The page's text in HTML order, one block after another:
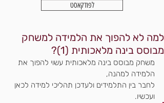
לפודקאסט
למה לא להפוך את הלמידה למשחק
מבוסס בינה מלאכותית (1)?
משחק מבוסס בינה מלאכותית עשוי להפוך את
הלמידה למהנה,
לחבר בין התלמידים ולעדכן תהליכי למידה לכאן
ועכשיו.